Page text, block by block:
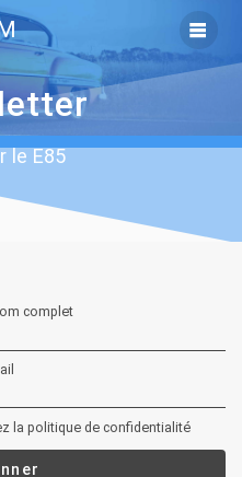
le E85
complet
la politique de confidentialité